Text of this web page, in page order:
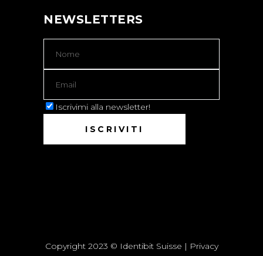
NEWSLETTERS
Iscrivimi alla newsletter!
Copyright 2023 © Identibit Suisse | Privacy